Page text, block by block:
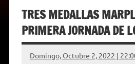
TRES MEDALLAS
PRIMERA JORNADA DE
Domingo, Octubre 2, 2022 |